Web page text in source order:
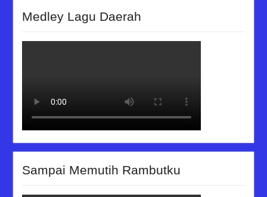
Medley Lagu Daerah
Sampai Memutih Rambutku